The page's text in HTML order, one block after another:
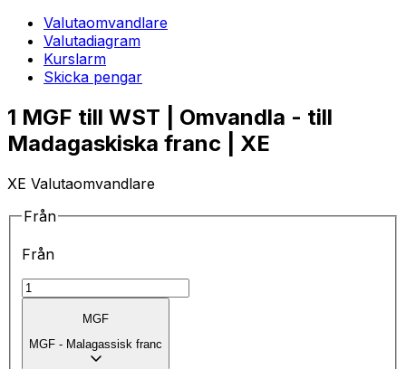
Valutaomvandlare
Valutadiagram
Kurslarm
Skicka pengar
1 MGF till WST | Omvandla - till
Madagaskiska franc | XE
XE Valutaomvandlare
Från
Från
MGF
MGF - Malagassisk franc